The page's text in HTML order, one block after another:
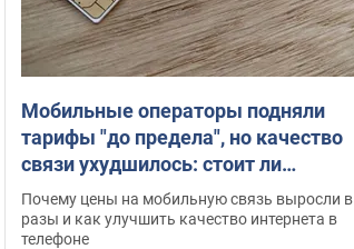
Мобильные операторы подняли
тарифы "до предела", но качество
связи ухудшилось: стоит ли
жаловаться на цены
Почему цены на мобильную связь выросли в
разы и как улучшить качество интернета в
телефоне